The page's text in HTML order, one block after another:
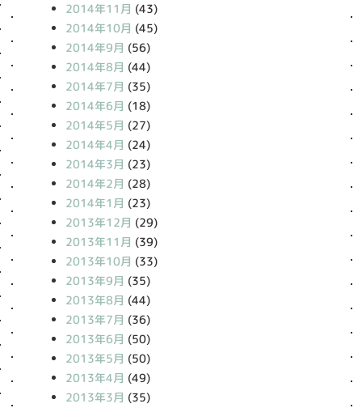
2014年11月 (43)
2014年10月 (45)
2014年9月 (56)
2014年8月 (44)
2014年7月 (35)
2014年6月 (18)
2014年5月 (27)
2014年4月 (24)
2014年3月 (23)
2014年2月 (28)
2014年1月 (23)
2013年12月 (29)
2013年11月 (39)
2013年10月 (33)
2013年9月 (35)
2013年8月 (44)
2013年7月 (36)
2013年6月 (50)
2013年5月 (50)
2013年4月 (49)
2013年3月 (35)